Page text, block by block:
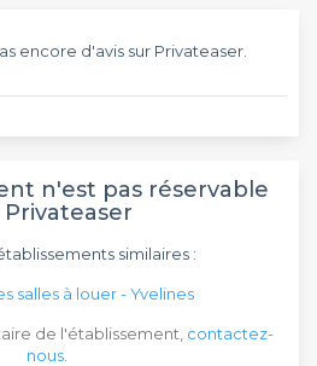
encore d'avis sur Privateaser.
n'est pas réservable
Privateaser
similaires :
salles à louer - Yvelines
de l'établissement, contactez-
nous